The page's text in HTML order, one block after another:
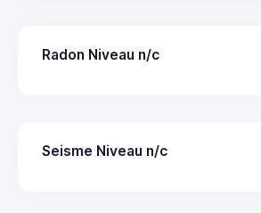
Radon Niveau n/c
Seisme Niveau n/c